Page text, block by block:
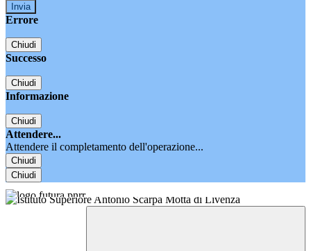
Errore
Chiudi
Successo
Chiudi
Informazione
Chiudi
Attendere...
Attendere il completamento dell'operazione...
Chiudi
Chiudi